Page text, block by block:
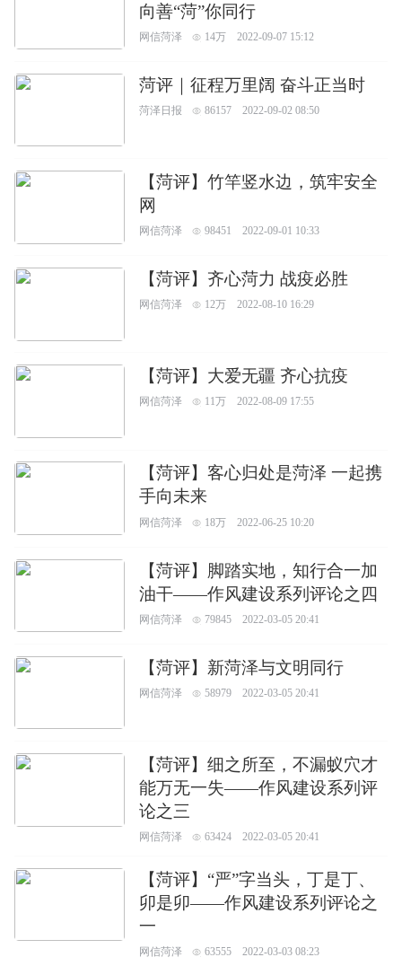
向善“菏”你同行
网信菏泽 14万 2022-09-07 15:12
菏评｜征程万里阔 奋斗正当时
菏泽日报 86157 2022-09-02 08:50
【菏评】竹竿竖水边，筑牢安全
网
网信菏泽 98451 2022-09-01 10:33
【菏评】齐心菏力 战疫必胜
网信菏泽 12万 2022-08-10 16:29
【菏评】大爱无疆 齐心抗疫
网信菏泽 11万 2022-08-09 17:55
【菏评】客心归处是菏泽 一起携
手向未来
网信菏泽 18万 2022-06-25 10:20
【菏评】脚踏实地，知行合一加
油干——作风建设系列评论之四
网信菏泽 79845 2022-03-05 20:41
【菏评】新菏泽与文明同行
网信菏泽 58979 2022-03-05 20:41
【菏评】细之所至，不漏蚁穴才
能万无一失——作风建设系列评
论之三
网信菏泽 63424 2022-03-05 20:41
【菏评】“严”字当头，丁是丁、
卯是卯——作风建设系列评论之
一
网信菏泽 63555 2022-03-03 08:23